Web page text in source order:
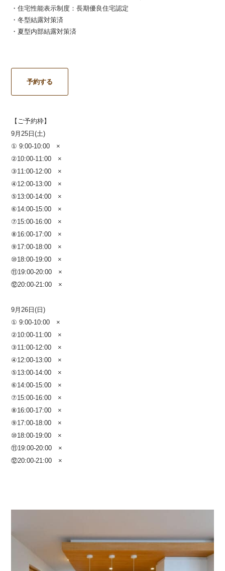
・住宅性能表示制度：長期優良住宅認定
・冬型結露対策済
・夏型内部結露対策済
予約する
【ご予約枠】
9月25日(土)
① 9:00-10:00 ×
②10:00-11:00 ×
③11:00-12:00 ×
④12:00-13:00 ×
⑤13:00-14:00 ×
⑥14:00-15:00 ×
⑦15:00-16:00 ×
⑧16:00-17:00 ×
⑨17:00-18:00 ×
⑩18:00-19:00 ×
⑪19:00-20:00 ×
⑫20:00-21:00 ×
9月26日(日)
① 9:00-10:00 ×
②10:00-11:00 ×
③11:00-12:00 ×
④12:00-13:00 ×
⑤13:00-14:00 ×
⑥14:00-15:00 ×
⑦15:00-16:00 ×
⑧16:00-17:00 ×
⑨17:00-18:00 ×
⑩18:00-19:00 ×
⑪19:00-20:00 ×
⑫20:00-21:00 ×